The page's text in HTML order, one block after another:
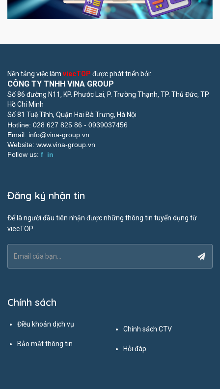
Nền tảng việc làm viecTOP được phát triển bởi:
CÔNG TY TNHH VINA GROUP
Số 86 đường N11, KP. Phước Lai, P. Trường Thạnh, TP. Thủ Đức, TP.
Hồ Chí Minh
Số 81 Tuệ Tĩnh, Quận Hai Bà Trưng, Hà Nội
Hotline: 028 627 825 86 - 0939037456
Email: info@vina-group.vn
Website: www.vina-group.vn
Follow us: f in
Đăng ký nhận tin
Để là người đầu tiên nhận được những thông tin tuyển dụng từ
viecTOP
Chính sách
Điều khoản dịch vụ
Bảo mật thông tin
Chính sách CTV
Hỏi đáp